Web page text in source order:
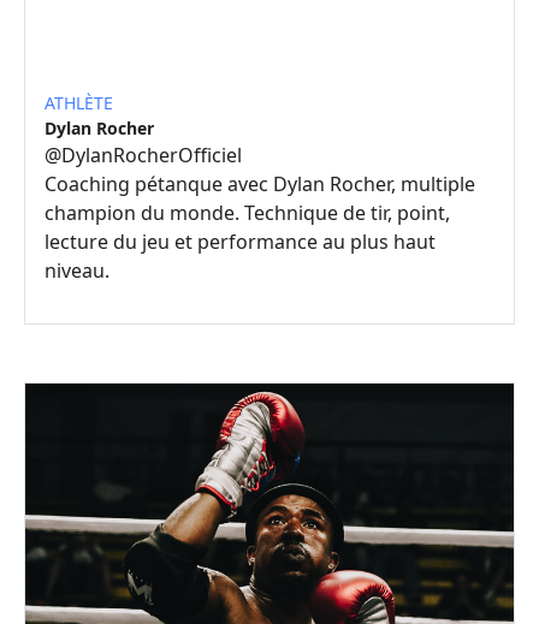
ATHLÈTE
Dylan Rocher
@DylanRocherOfficiel
Coaching pétanque avec Dylan Rocher, multiple
champion du monde. Technique de tir, point,
lecture du jeu et performance au plus haut
niveau.